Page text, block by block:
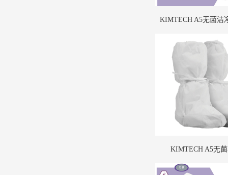
KIMTECH A5无菌洁
KIMTECH A5无